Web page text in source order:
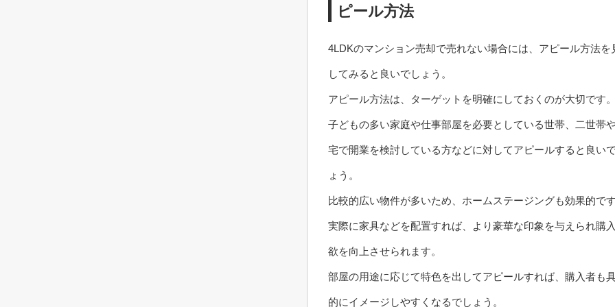
ピール方法
4LDKのマンション売却で売れない場合には、アピール方法を
してみると良いでしょう。
アピール方法は、ターゲットを明確にしておくのが大切です。
子どもの多い家庭や仕事部屋を必要としている世帯、二世帯
宅で開業を検討している方などに対してアピールすると良い
ょう。
比較的広い物件が多いため、ホームステージングも効果的です
実際に家具などを配置すれば、より豪華な印象を与えられ購
欲を向上させられます。
部屋の用途に応じて特色を出してアピールすれば、購入者も
的にイメージしやすくなるでしょう。